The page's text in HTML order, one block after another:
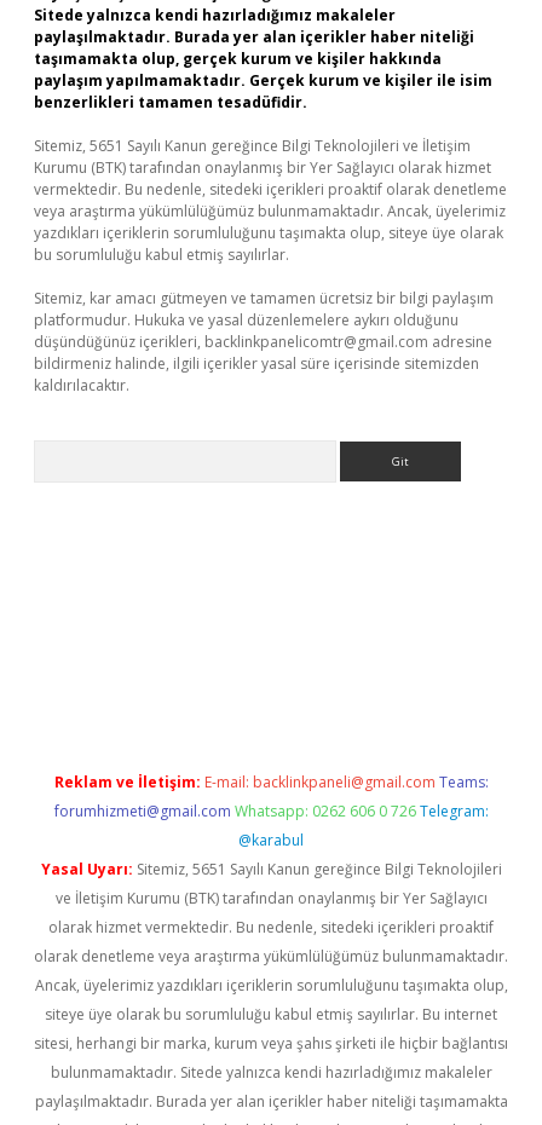
Sitede yalnızca kendi hazırladığımız makaleler
paylaşılmaktadır. Burada yer alan içerikler haber niteliği
taşımamakta olup, gerçek kurum ve kişiler hakkında
paylaşım yapılmamaktadır. Gerçek kurum ve kişiler ile isim
benzerlikleri tamamen tesadüfidir.
Sitemiz, 5651 Sayılı Kanun gereğince Bilgi Teknolojileri ve İletişim
Kurumu (BTK) tarafından onaylanmış bir Yer Sağlayıcı olarak hizmet
vermektedir. Bu nedenle, sitedeki içerikleri proaktif olarak denetleme
veya araştırma yükümlülüğümüz bulunmamaktadır. Ancak, üyelerimiz
yazdıkları içeriklerin sorumluluğunu taşımakta olup, siteye üye olarak
bu sorumluluğu kabul etmiş sayılırlar.
Sitemiz, kar amacı gütmeyen ve tamamen ücretsiz bir bilgi paylaşım
platformudur. Hukuka ve yasal düzenlemelere aykırı olduğunu
düşündüğünüz içerikleri, backlinkpanelicomtr@gmail.com adresine
bildirmeniz halinde, ilgili içerikler yasal süre içerisinde sitemizden
kaldırılacaktır.
Reklam ve İletişim: E-mail: backlinkpaneli@gmail.com Teams:
forumhizmeti@gmail.com Whatsapp: 0262 606 0 726 Telegram:
@karabul
Yasal Uyarı: Sitemiz, 5651 Sayılı Kanun gereğince Bilgi Teknolojileri
ve İletişim Kurumu (BTK) tarafından onaylanmış bir Yer Sağlayıcı
olarak hizmet vermektedir. Bu nedenle, sitedeki içerikleri proaktif
olarak denetleme veya araştırma yükümlülüğümüz bulunmamaktadır.
Ancak, üyelerimiz yazdıkları içeriklerin sorumluluğunu taşımakta olup,
siteye üye olarak bu sorumluluğu kabul etmiş sayılırlar. Bu internet
sitesi, herhangi bir marka, kurum veya şahıs şirketi ile hiçbir bağlantısı
bulunmamaktadır. Sitede yalnızca kendi hazırladığımız makaleler
paylaşılmaktadır. Burada yer alan içerikler haber niteliği taşımamakta